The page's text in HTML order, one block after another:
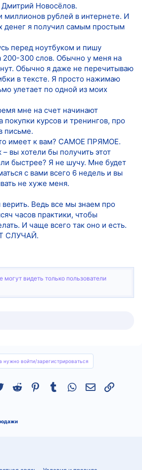
Новосёлов.
миллионов рублей в интернете. И
денег я получил самым простым
перед ноутбуком и пишу
200-300 слов. Обычно у меня на
Обычно я даже не перечитываю
в тексте. Я просто нажимаю
улетает по одной из моих
мне на счет начинают
покупки курсов и тренингов, про
письме.
имеет к вам? САМОЕ ПРЯМОЕ.
вы хотели бы получить этот
быстрее? Я не шучу. Мне будет
с вами всего 6 недель и вы
не хуже меня.
Ведь все мы знаем про
часов практики, чтобы
И чаще всего так оно и есть.
СЛУЧАЙ.
видеть только пользователи
нужно войти/зарегистрироваться
TwitterReddit Pinterest
Tumblr WhatsAppСсылка